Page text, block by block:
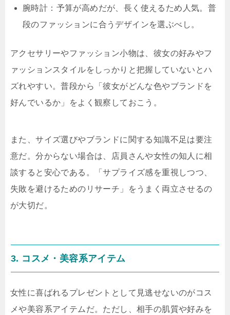
腕時計：予算が高めだが、長く使えるため人気。普
段のファッションに合うデザインを選ぶべし。
アクセサリーやファッション小物は、彼女の好みやフ
ァッションスタイルをしっかりと把握していないとハ
ズれやすい。普段から「彼女がどんな色やブランドを
好んでいるか」をよく観察しておこう。
また、サイズ選びやブランドに関する知識不足は要注
意だ。分からない場合は、店員さんや女性の知人に相
談すると安心である。「サプライズ感を重視しつつ、
失敗を避けるためのリサーチ」をうまく両立させるの
が大切だ。
3. コスメ・美容系アイテム
女性に喜ばれるプレゼントとして見逃せないのがコス
メや美容系アイテムだ。ただし、相手の肌質や好みを